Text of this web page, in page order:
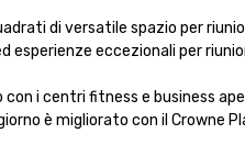
di versatile spazio per
esperienze eccezionali per
con i centri fitness e business
è migliorato con il